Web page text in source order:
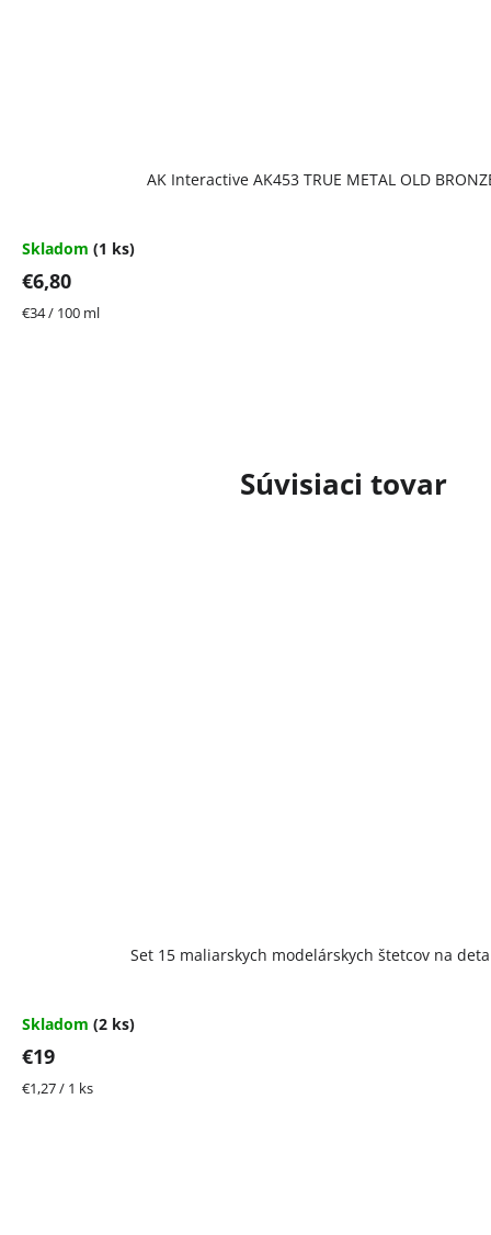
Súvisiaci tovar
Set 15 maliarskych modelárskych štetcov na
Skladom (2 ks)
€19
Jednotková
€1,27 / 1 ks
AK Interactive AK453 TRUE METAL OLD
Skladom (1 ks)
€6,80
Jednotková
€34 / 100 ml